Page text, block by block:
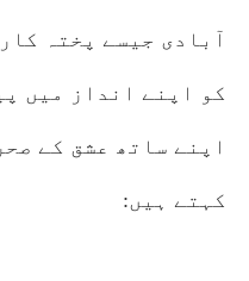
آبادی جیسے پختہ
کو اپنے انداز میں
اپنے ساتھ عشق کے
کہتے ہیں: